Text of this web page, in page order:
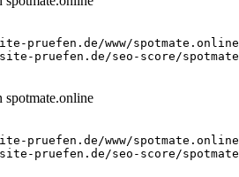
pruefen.de/www/
pruefen.de/seo-score/
pruefen.de/www/
pruefen.de/seo-score/